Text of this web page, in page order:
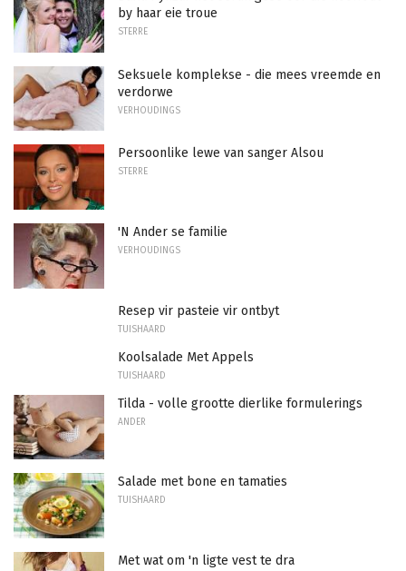
by haar eie troue
STERRE
Seksuele komplekse - die mees vreemde en
verdorwe
VERHOUDINGS
Persoonlike lewe van sanger Alsou
STERRE
'N Ander se familie
VERHOUDINGS
Resep vir pasteie vir ontbyt
TUISHAARD
Koolsalade Met Appels
TUISHAARD
Tilda - volle grootte dierlike formulerings
ANDER
Salade met bone en tamaties
TUISHAARD
Met wat om 'n ligte vest te dra